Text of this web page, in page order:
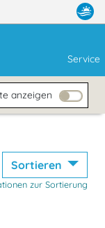
Service
anzeigen
Sortieren
zur Sortierung